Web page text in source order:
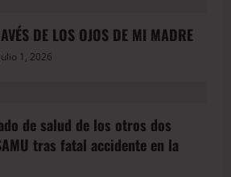
DE LOS OJOS DE MI MADRE
julio 1, 2026
de salud de los otros dos
tras fatal accidente en la